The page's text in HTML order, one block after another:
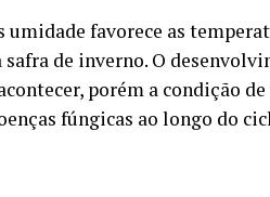
umidade favorece as
de inverno. O
porém a condição
fúngicas ao longo do